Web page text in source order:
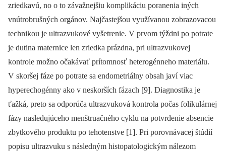
zriedkavú, no o to závažnejšiu komplikáciu poranenia iných
vnútrobrušných orgánov. Najčastejšou využívanou zobrazovacou
technikou je ultrazvukové vyšetrenie. V prvom týždni po potrate
je dutina maternice len zriedka prázdna, pri ultrazvukovej
kontrole možno očakávať prítomnosť heterogénneho materiálu.
V skoršej fáze po potrate sa endometriálny obsah javí viac
hyperechogénny ako v neskorších fázach [9]. Diagnostika je
ťažká, preto sa odporúča ultrazvuková kontrola počas folikulárnej
fázy nasledujúceho menštruačného cyklu na potvrdenie absencie
zbytkového produktu po tehotenstve [1]. Pri porovnávacej štúdií
popisu ultrazvuku s následným histopatologickým nálezom